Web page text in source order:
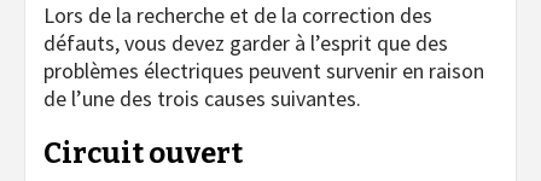
Lors de la recherche et de la correction des
défauts, vous devez garder à l’esprit que des
problèmes électriques peuvent survenir en raison
de l’une des trois causes suivantes.
Circuit ouvert